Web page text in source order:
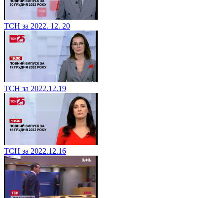
ТСН за 2022. 12. 20
ТСН за 2022.12.19
ТСН за 2022.12.16